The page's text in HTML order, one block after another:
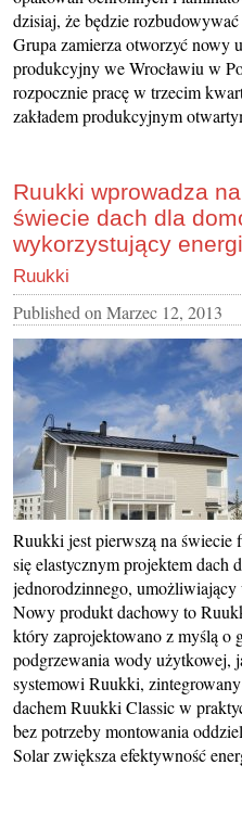
dzisiaj, że będzie
Grupa zamierza otworzyć nowy
produkcyjny we Wrocławiu w
rozpocznie pracę w trzecim
zakładem produkcyjnym
Ruukki wprowadza
świecie dach dla
wykorzystujący
Ruukki
Published on Marzec 12, 2013
Ruukki jest pierwszą na świecie
się elastycznym projektem dach
jednorodzinnego, umożliwiający
Nowy produkt dachowy to
który zaprojektowano z myślą
podgrzewania wody użytkowej,
systemowi Ruukki,
dachem Ruukki Classic w
bez potrzeby montowania
Solar zwiększa efektywność